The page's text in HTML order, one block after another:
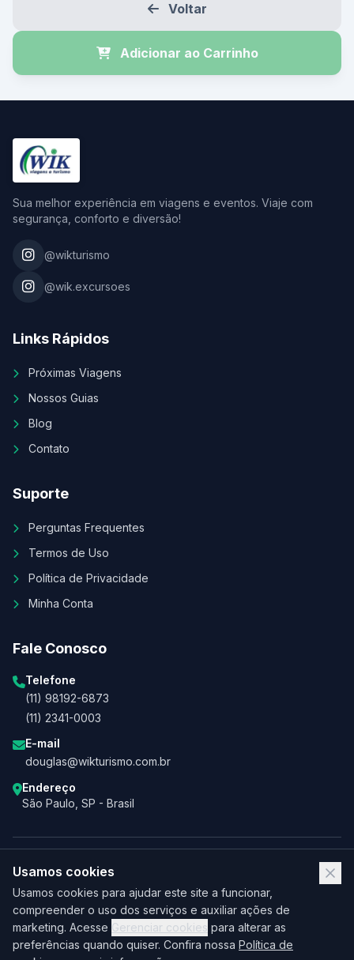
Voltar
Adicionar ao Carrinho
Sua melhor experiência em viagens e eventos. Viaje com
segurança, conforto e diversão!
@wikturismo
@wik.excursoes
Links Rápidos
Próximas Viagens
Nossos Guias
Blog
Contato
Suporte
Perguntas Frequentes
Termos de Uso
Política de Privacidade
Minha Conta
Fale Conosco
Telefone
(11) 98192-6873
(11) 2341-0003
E-mail
douglas@wikturismo.com.br
Endereço
São Paulo, SP - Brasil
Usamos cookies
Usamos cookies para ajudar este site a funcionar,
compreender o uso dos serviços e auxiliar ações de
marketing. Acesse Gerenciar cookies para alterar as
preferências quando quiser. Confira nossa Política de